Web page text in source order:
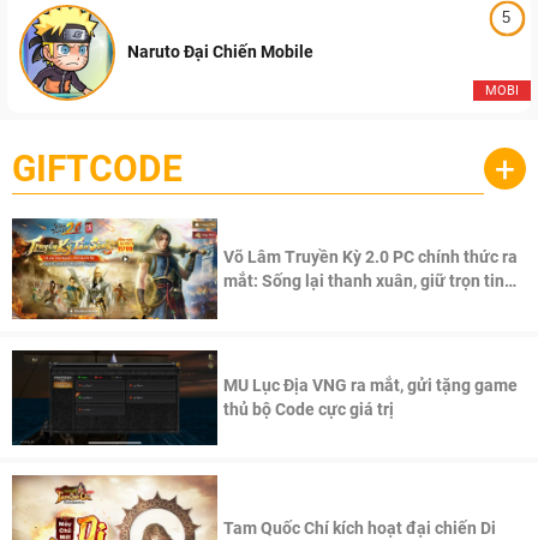
5
MOBI
Naruto Đại Chiến Mobile
GIFTCODE +
Võ Lâm Truyền Kỳ 2.0 PC chính thức ra
mắt: Sống lại thanh xuân, giữ trọn tinh
MU Lục Địa VNG ra mắt, gửi tặng game
thủ bộ Code cực giá trị
Tam Quốc Chí kích hoạt đại chiến Di